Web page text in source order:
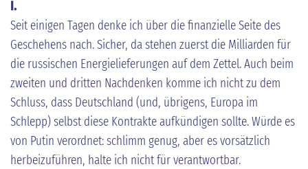
I.
Seit einigen Tagen denke ich über die finanzielle Seite des
Geschehens nach. Sicher, da stehen zuerst die Milliarden für
die russischen Energielieferungen auf dem Zettel. Auch beim
zweiten und dritten Nachdenken komme ich nicht zu dem
Schluss, dass Deutschland (und, übrigens, Europa im
Schlepp) selbst diese Kontrakte aufkündigen sollte. Würde es
von Putin verordnet: schlimm genug, aber es vorsätzlich
herbeizuführen, halte ich nicht für verantwortbar.